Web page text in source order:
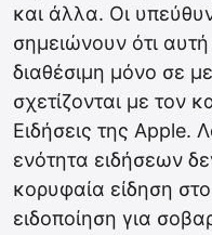
και άλλα. Οι
σημειώνουν ότι
διαθέσιμη μόνο σε
σχετίζονται με τον
Ειδήσεις της Apple.
ενότητα ειδήσεων
κορυφαία είδηση
ειδοποίηση για